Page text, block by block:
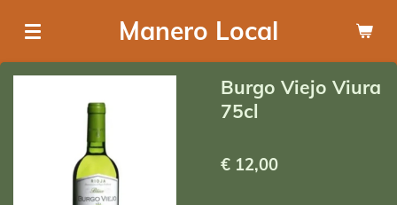
direct
naar
hoofdinhoud
Manero Local
Burgo Viejo Viura
75cl
€ 12,00